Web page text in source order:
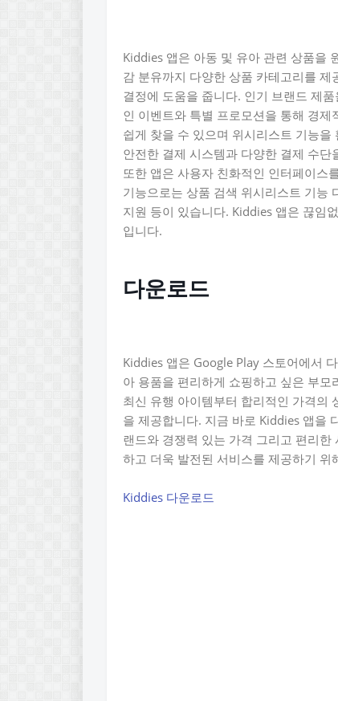
Kiddies 앱은 아동 및 유아 관련 상품을
감 분유까지 다양한 상품 카테고리를
결정에 도움을 줍니다. 인기 브랜드 제
인 이벤트와 특별 프로모션을 통해 경
쉽게 찾을 수 있으며 위시리스트 기능
안전한 결제 시스템과 다양한 결제 수
또한 앱은 사용자 친화적인 인터페이스
기능으로는 상품 검색 위시리스트 기능
지원 등이 있습니다. Kiddies 앱은 끊임
입니다.
다운로드
Kiddies 앱은 Google Play 스토어에서
아 용품을 편리하게 쇼핑하고 싶은 부
최신 유행 아이템부터 합리적인 가격의
을 제공합니다. 지금 바로 Kiddies 앱을
랜드와 경쟁력 있는 가격 그리고 편리
하고 더욱 발전된 서비스를 제공하기 위
Kiddies 다운로드